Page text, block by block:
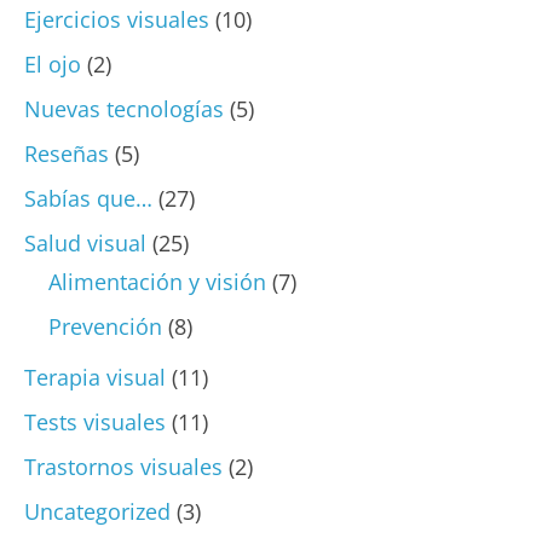
Ejercicios visuales (10)
El ojo (2)
Nuevas tecnologías (5)
Reseñas (5)
Sabías que… (27)
Salud visual (25)
Alimentación y visión (7)
Prevención (8)
Terapia visual (11)
Tests visuales (11)
Trastornos visuales (2)
Uncategorized (3)